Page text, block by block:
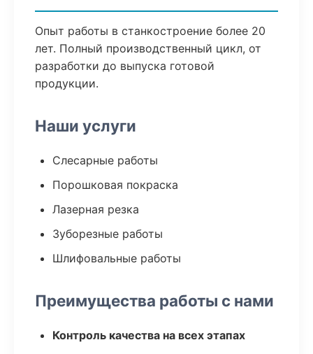
Опыт работы в станкостроение более 20
лет. Полный производственный цикл, от
разработки до выпуска готовой
продукции.
Наши услуги
Слесарные работы
Порошковая покраска
Лазерная резка
Зуборезные работы
Шлифовальные работы
Преимущества работы с нами
Контроль качества на всех этапах